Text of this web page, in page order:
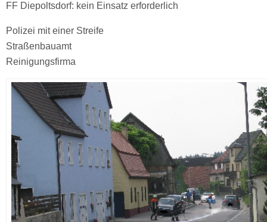
FF Diepoltsdorf: kein Einsatz erforderlich
Polizei mit einer Streife
Straßenbauamt
Reinigungsfirma